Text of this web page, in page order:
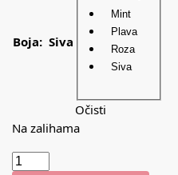
Boja: Siva
Mint
Plava
Roza
Siva
Očisti
Na zalihama